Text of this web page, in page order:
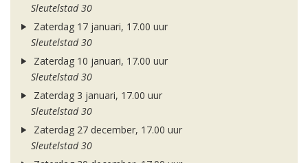
Sleutelstad 30
Zaterdag 17 januari, 17.00 uur
Sleutelstad 30
Zaterdag 10 januari, 17.00 uur
Sleutelstad 30
Zaterdag 3 januari, 17.00 uur
Sleutelstad 30
Zaterdag 27 december, 17.00 uur
Sleutelstad 30